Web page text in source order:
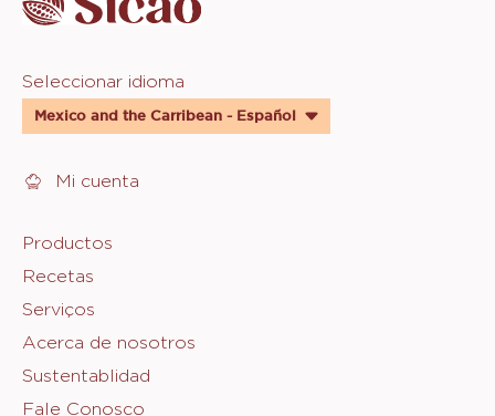
Website
quick
links
Seleccionar idioma
Mexico and the Carribean - Español
Mi cuenta
Footer
Sicao
Productos
Recetas
Serviços
Acerca de nosotros
Sustentablidad
Fale Conosco